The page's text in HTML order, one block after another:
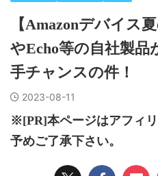
【Amazonデバイス
やEcho等の自社製品
手チャンスの件！
2023-08-11
※[PR]本ページはアフィリ
予めご了承下さい。